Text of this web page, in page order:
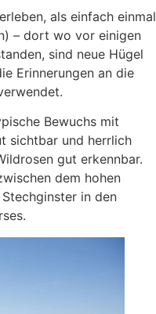
als einfach einmal
– dort wo vor einigen
sind neue Hügel
Erinnerungen an die
Bewuchs mit
sichtbar und herrlich
gut erkennbar.
dem hohen
in den